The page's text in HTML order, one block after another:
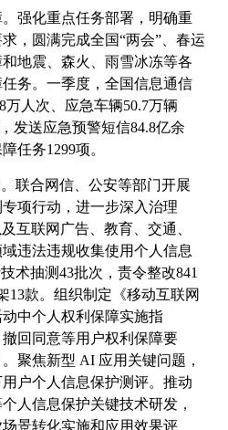
。强化重点任务部署，明确重
，圆满完成全国“两会”、春运
地震、森火、雨雪冰冻等各
务。一季度，全国信息通信
万人次、应急车辆50.7万辆
发送应急预警短信84.8亿余
任务1299项。
联合网信、公安等部门开展
项行动，进一步深入治理
互联网广告、教育、交通、
违法违规收集使用个人信息
术抽测43批次，责令整改841
13款。组织制定《移动互联网
中个人权利保障实施指
回同意等用户权利保障要
聚焦新型 AI 应用关键问题，
户个人信息保护测评。推动
人信息保护关键技术研发，
景转化实施和应用效果评